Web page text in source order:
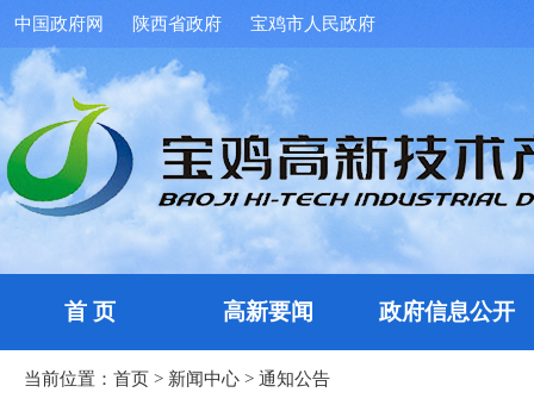
中国政府网 陕西省政府 宝鸡市人民政府
首 页 高新要闻 政府信息公开
当前位置： 首页 > 新闻中心 > 通知公告